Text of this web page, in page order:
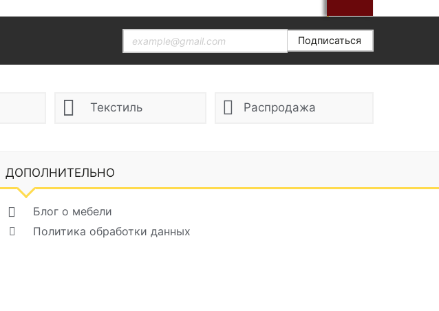
Подписаться
Текстиль Распродажа
ДОПОЛНИТЕЛЬНО
Блог о мебели
Политика обработки данных